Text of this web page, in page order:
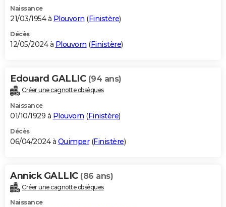
Naissance
21/03/1954 à Plouvorn (Finistère)
Décès
12/05/2024 à Plouvorn (Finistère)
Edouard GALLIC (94 ans)
Créer une cagnotte obsèques
Naissance
01/10/1929 à Plouvorn (Finistère)
Décès
06/04/2024 à Quimper(Finistère)
Annick GALLIC (86 ans)
Créer une cagnotte obsèques
Naissance